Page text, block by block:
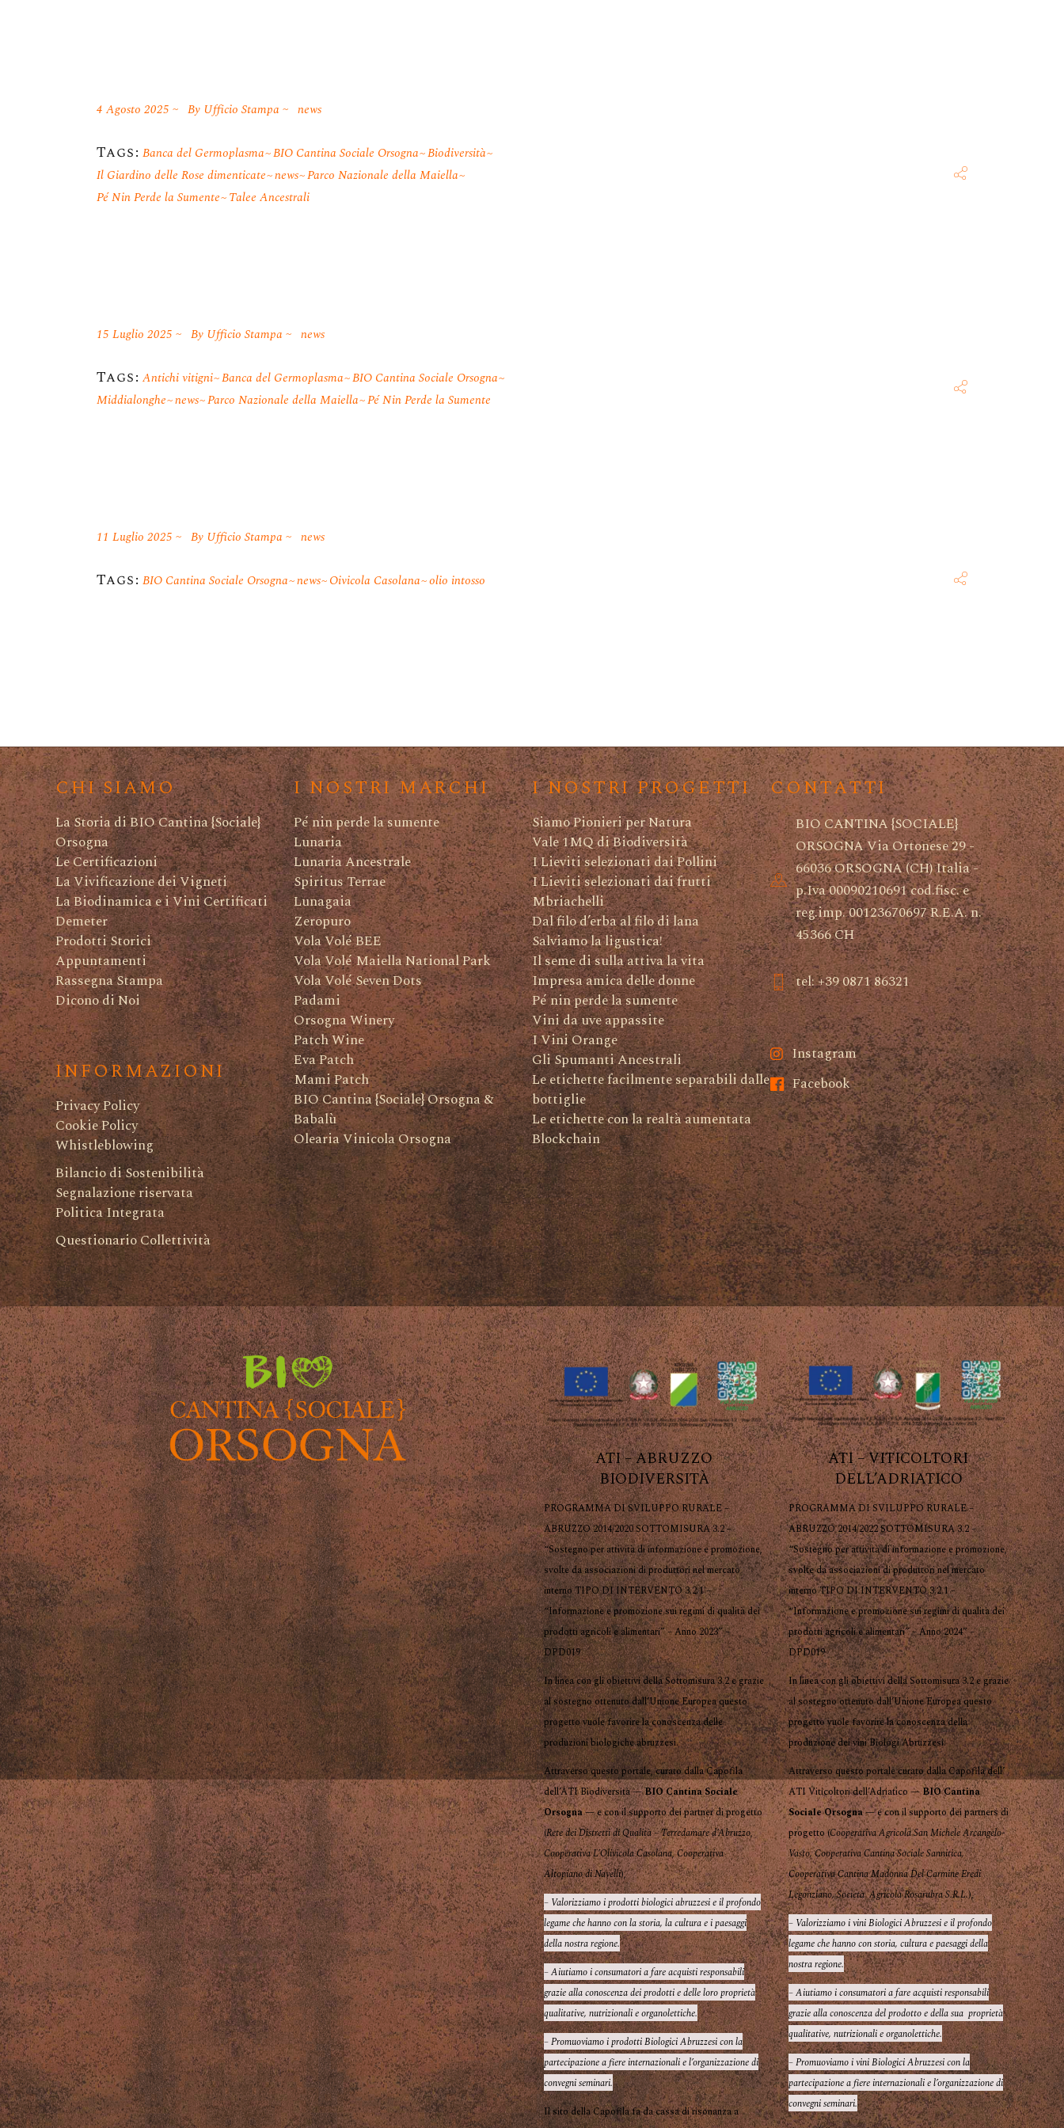
4 Agosto 2025 By Ufficio Stampa news
Tags: Banca del Germoplasma BIO Cantina Sociale Orsogna Biodiversità
Il Giardino delle Rose dimenticate news Parco Nazionale della Maiella
Pé Nin Perde la Sumente Talee Ancestrali
15 Luglio 2025 By Ufficio Stampa news
Tags: Antichi vitigni Banca del Germoplasma BIO Cantina Sociale Orsogna
Middialonghe news Parco Nazionale della Maiella Pé Nin Perde la Sumente
11 Luglio 2025 By Ufficio Stampa news
Tags: BIO Cantina Sociale Orsogna news Oivicola Casolana olio intosso
CHI SIAMO
La Storia di BIO Cantina {Sociale}
Orsogna
Le Certificazioni
La Vivificazione dei Vigneti
La Biodinamica e i Vini Certificati
Demeter
Prodotti Storici
Appuntamenti
Rassegna Stampa
Dicono di Noi
INFORMAZIONI
Privacy Policy
Cookie Policy
Whistleblowing
Bilancio di Sostenibilità
Segnalazione riservata
Politica Integrata
Questionario Collettività
I NOSTRI MARCHI
Pé nin perde la sumente
Lunaria
Lunaria Ancestrale
Spiritus Terrae
Lunagaia
Zeropuro
Vola Volé BEE
Vola Volé Maiella National Park
Vola Volé Seven Dots
Padami
Orsogna Winery
Patch Wine
Eva Patch
Mami Patch
BIO Cantina {Sociale} Orsogna &
Babalù
Olearia Vinicola Orsogna
I NOSTRI PROGETTI
Siamo Pionieri per Natura
Vale 1MQ di Biodiversità
I Lieviti selezionati dai Pollini
I Lieviti selezionati dai frutti
Mbriachelli
Dal filo d’erba al filo di lana
Salviamo la ligustica!
Il seme di sulla attiva la vita
Impresa amica delle donne
Pé nin perde la sumente
Vini da uve appassite
I Vini Orange
Gli Spumanti Ancestrali
Le etichette facilmente separabili dalle
bottiglie
Le etichette con la realtà aumentata
Blockchain
CONTATTI
BIO CANTINA {SOCIALE}
ORSOGNA Via Ortonese 29 -
66036 ORSOGNA (CH) Italia -
p.Iva 00090210691 cod.fisc. e
reg.imp. 00123670697 R.E.A. n.
45366 CH
tel: +39 0871 86321
Instagram
Facebook
ATI – ABRUZZO
BIODIVERSITÀ
PROGRAMMA DI SVILUPPO RURALE –
ABRUZZO 2014/2020 SOTTOMISURA 3.2 –
“Sostegno per attività di informazione e promozione,
svolte da associazioni di produttori nel mercato
interno TIPO DI INTERVENTO 3.2.1 –
“Informazione e promozione sui regimi di qualità dei
prodotti agricoli e alimentari” – Anno 2023” –
DPD019
In linea con gli obiettivi della Sottomisura 3.2 e grazie
al sostegno ottenuto dall’Unione Europea questo
progetto vuole favorire la conoscenza delle
produzioni biologiche abruzzesi.
Attraverso questo portale, curato dalla Capofila
dell’ATI Biodiversità —BIO Cantina Sociale
Orsogna— e con il supporto dei partner di progetto
(Rete dei Distretti di Qualità – Terredamare d’Abruzzo,
Cooperativa L’Olivicola Casolana,Cooperativa
Altopiano di Navelli),
– Valorizziamo i prodotti biologici abruzzesi e il profondo
legame che hanno con la storia, la cultura e i paesaggi
della nostra regione.
– Aiutiamo i consumatori a fare acquisti responsabili
grazie alla conoscenza dei prodotti e delle loro proprietà
qualitative, nutrizionali e organolettiche.
– Promuoviamo i prodotti Biologici Abruzzesi con la
partecipazione a fiere internazionali e l’organizzazione di
convegni seminari.
Il sito della Capofila fa da cassa di risonanza a
ATI – VITICOLTORI
DELL’ADRIATICO
PROGRAMMA DI SVILUPPO RURALE –
ABRUZZO 2014/2022 SOTTOMISURA 3.2 –
“Sostegno per attività di informazione e promozione,
svolte da associazioni di produttori nel mercato
interno TIPO DI INTERVENTO 3.2.1 –
“Informazione e promozione sui regimi di qualità dei
prodotti agricoli e alimentari” – Anno 2024” –
DPD019
In linea con gli obiettivi della Sottomisura 3.2 e grazie
al sostegno ottenuto dall’Unione Europea questo
progetto vuole favorire la conoscenza della
produzione dei vini Biologi Abruzzesi.
Attraverso questo portale curato dalla Capofila dell’
ATI Viticoltori dell’Adriatico —BIO Cantina
Sociale Orsogna— e con il supporto dei partners di
progetto (Cooperativa Agricola San Michele Arcangelo-
Vasto, Cooperativa Cantina Sociale Sannitica,
Cooperativa Cantina Madonna Del Carmine Eredi
Legonziano, Società Agricola Rosarubra S.R.L.),
– Valorizziamo i vini Biologici Abruzzesi e il profondo
legame che hanno con storia, cultura e paesaggi della
nostra regione.
– Aiutiamo i consumatori a fare acquisti responsabili
grazie alla conoscenza del prodotto e della sua proprietà
qualitative, nutrizionali e organolettiche.
– Promuoviamo i vini Biologici Abruzzesi con la
partecipazione a fiere internazionali e l’organizzazione di
convegni seminari.